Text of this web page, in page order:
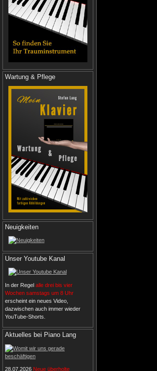
Wartung & Pflege
Neuigkeiten
Unser Youtube Kanal
In der Regel alle drei bis vier
Wochen samstags um 8 Uhr
erscheint ein neues Video,
dazwischen auch immer wieder
YouTube-Shorts.
Aktuelles bei Piano Lang
28.07.2026 Neue überholte